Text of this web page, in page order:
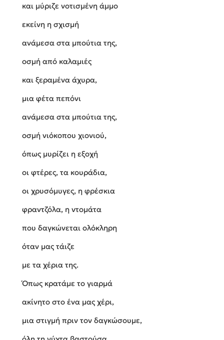
και μύριζε νοτισμένη άμμο
εκείνη η σχισμή
ανάμεσα στα μπούτια της,
οσμή από καλαμιές
και ξεραμένα άχυρα,
μια φέτα πεπόνι
ανάμεσα στα μπούτια της,
οσμή νιόκοπου χιονιού,
όπως μυρίζει η εξοχή
οι φτέρες, τα κουράδια,
οι χρυσόμυγες, η φρέσκια
φραντζόλα, η ντομάτα
που δαγκώνεται ολόκληρη
όταν μας τάιζε
με τα χέρια της.
Όπως κρατάμε το γιαρμά
ακίνητο στο ένα μας χέρι,
μια στιγμή πριν τον δαγκώσουμε,